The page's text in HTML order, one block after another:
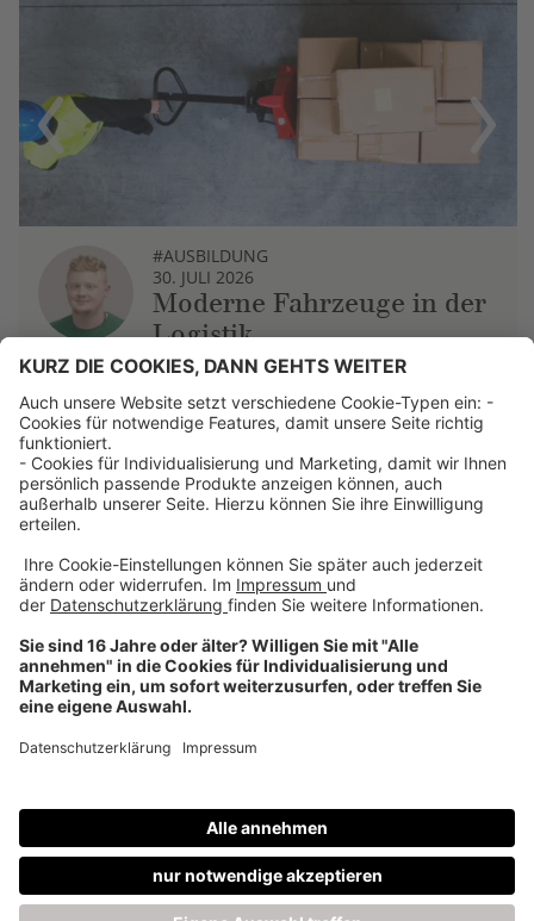
Previous
#AUSBILDUNG
30. JULI 2026
Moderne Fahrzeuge in der
Logistik
Next
Über uns
Dehner Unternehmen
Jobs bei Dehner
Kontakt & Rechtliches
Social Media